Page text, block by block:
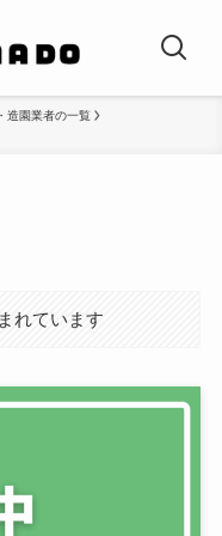
造園業者の一覧
れています